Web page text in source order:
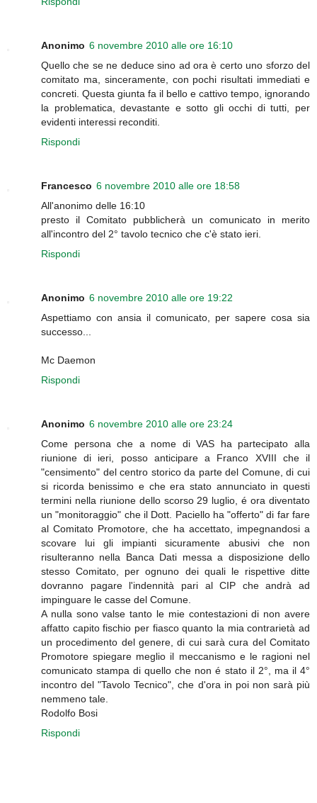
Anonimo 6 novembre 2010 alle ore 16:10
Quello che se ne deduce sino ad ora è certo uno sforzo del
comitato ma, sinceramente, con pochi risultati immediati e
concreti. Questa giunta fa il bello e cattivo tempo, ignorando
la problematica, devastante e sotto gli occhi di tutti, per
evidenti interessi reconditi.
Rispondi
Francesco 6 novembre 2010 alle ore 18:58
All'anonimo delle 16:10
presto il Comitato pubblicherà un comunicato in merito
all'incontro del 2° tavolo tecnico che c'è stato ieri.
Rispondi
Anonimo 6 novembre 2010 alle ore 19:22
Aspettiamo con ansia il comunicato, per sapere cosa sia
successo...
Mc Daemon
Rispondi
Anonimo 6 novembre 2010 alle ore 23:24
Come persona che a nome di VAS ha partecipato alla
riunione di ieri, posso anticipare a Franco XVIII che il
"censimento" del centro storico da parte del Comune, di cui
si ricorda benissimo e che era stato annunciato in questi
termini nella riunione dello scorso 29 luglio, é ora diventato
un "monitoraggio" che il Dott. Paciello ha "offerto" di far fare
al Comitato Promotore, che ha accettato, impegnandosi a
scovare lui gli impianti sicuramente abusivi che non
risulteranno nella Banca Dati messa a disposizione dello
stesso Comitato, per ognuno dei quali le rispettive ditte
dovranno pagare l'indennità pari al CIP che andrà ad
impinguare le casse del Comune.
A nulla sono valse tanto le mie contestazioni di non avere
affatto capito fischio per fiasco quanto la mia contrarietà ad
un procedimento del genere, di cui sarà cura del Comitato
Promotore spiegare meglio il meccanismo e le ragioni nel
comunicato stampa di quello che non é stato il 2°, ma il 4°
incontro del "Tavolo Tecnico", che d'ora in poi non sarà più
nemmeno tale.
Rodolfo Bosi
Rispondi